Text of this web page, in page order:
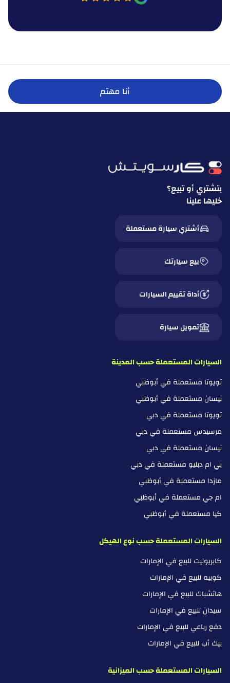
أنا مهتم
بتشتري أو تبيع؟
خليها علينا
أشتري سيارة مستعملة
بيع سيارتك
أداة تقييم السيارات
تمويل سيارة
السيارات المستعملة حسب المدينة
تويوتا مستعملة في أبوظبي
نيسان مستعملة في أبوظبي
تويوتا مستعملة في دبي
مرسيدس مستعملة في دبي
نيسان مستعملة في دبي
بي ام دبليو مستعملة في دبي
مازدا مستعملة في أبوظبي
ام جي مستعملة في أبوظبي
كيا مستعملة في أبوظبي
السيارات المستعملة حسب نوع الهيكل
كابريوليت للبيع في الإمارات
كوبيه للبيع في الإمارات
هاتشباك للبيع في الإمارات
سيدان للبيع في الإمارات
دفع رباعي للبيع في الإمارات
بيك أب للبيع في الإمارات
السيارات المستعملة حسب الميزانية